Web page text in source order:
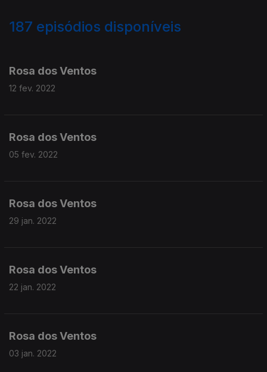
187 episódios disponíveis
Rosa dos Ventos
12 fev. 2022
Rosa dos Ventos
05 fev. 2022
Rosa dos Ventos
29 jan. 2022
Rosa dos Ventos
22 jan. 2022
Rosa dos Ventos
03 jan. 2022